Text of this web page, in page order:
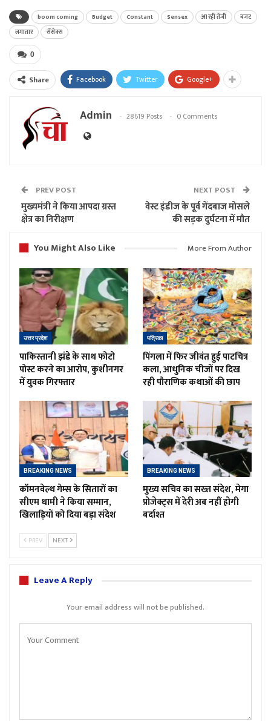
boom coming Budget Constant Sensex आ रही तेजी
बजट
लगातार
सेंसेक्स
0
Share Facebook Twitter Google+
Admin 28619 Posts 0 Comments
PREV POST
मुख्यमंत्री ने किया आपदा ग्रस्त
क्षेत्र का निरीक्षण
NEXT POST
वेस्ट इंडीज के पूर्व गेंदबाज मोसले
की सड़क दुर्घटना में मौत
You Might Also Like
More From Author
उत्तर प्रदेश
पाकिस्तानी झंडे के साथ फोटो
पोस्ट करने का आरोप, कुशीनगर
में युवक गिरफ्तार
पत्रिका
पिंगला में फिर जीवंत हुई पाटचित्र
कला, आधुनिक चीजों पर दिख
रही पौराणिक कथाओं की छाप
BREAKING NEWS
कॉमनवेल्थ गेम्स के सितारों का
सीएम धामी ने किया सम्मान,
खिलाड़ियों को दिया बड़ा संदेश
BREAKING NEWS
मुख्य सचिव का सख्त संदेश, मेगा
प्रोजेक्ट्स में देरी अब नहीं होगी
बर्दाश्त
PREV NEXT
Leave A Reply
Your email address will not be published.